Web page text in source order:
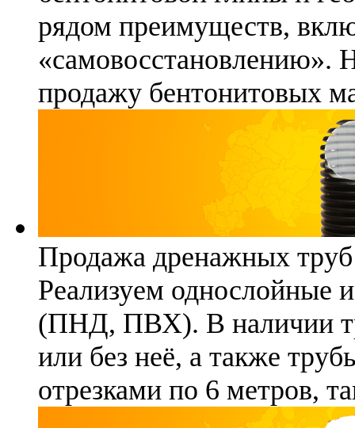
рядом преимуществ,
«самовосстановлению».
продажу бентонитовых
Продажа дренажных труб
Реализуем однослойные
(ПНД, ПВХ). В наличии
или без неё, а также
отрезками по 6 метров,